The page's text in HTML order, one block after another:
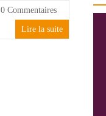
0 Commentaires
Lire la suite